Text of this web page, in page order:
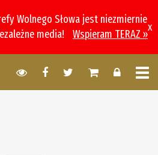
Wolnego Słowa jest niezmiernie
media!
Wspieram TERAZ »
x